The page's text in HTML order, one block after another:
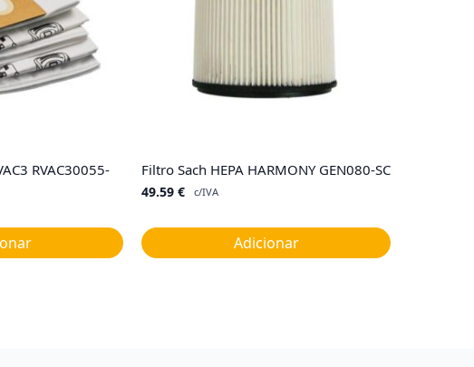
RVAC30055-
Filtro Sach HEPA HARMONY GEN080-SC
49.59 € c/IVA
Adicionar